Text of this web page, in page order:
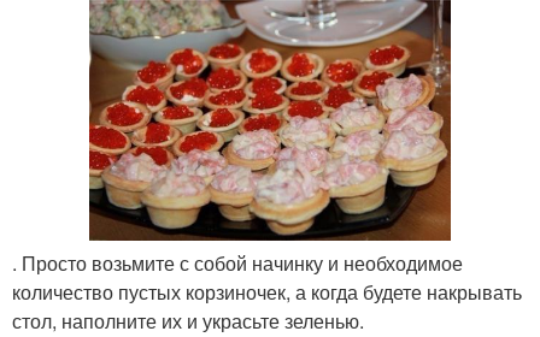
. Просто возьмите с собой начинку и необходимое
количество пустых корзиночек, а когда будете накрывать
стол, наполните их и украсьте зеленью.